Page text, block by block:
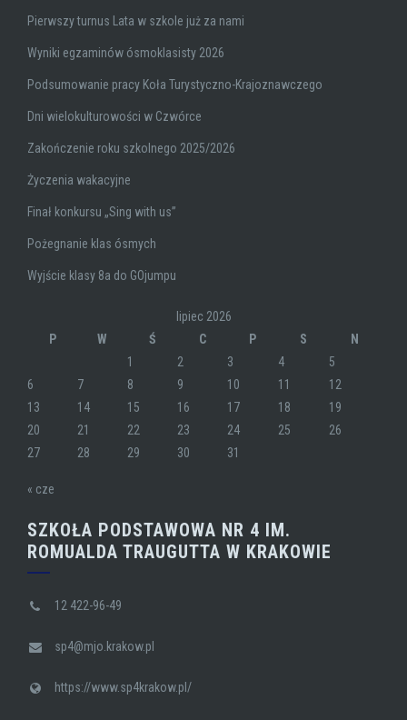
Pierwszy turnus Lata w szkole już za nami
Wyniki egzaminów ósmoklasisty 2026
Podsumowanie pracy Koła Turystyczno-Krajoznawczego
Dni wielokulturowości w Czwórce
Zakończenie roku szkolnego 2025/2026
Życzenia wakacyjne
Finał konkursu „Sing with us”
Pożegnanie klas ósmych
Wyjście klasy 8a do GOjumpu
lipiec 2026
P
W Ś C P S
N
1
2 3 4
5
6
7 8 9 10 11
12
13
14 15 16 17 18
19
20
21 22 23 24 25
26
27
28 29 30 31
« cze
SZKOŁA PODSTAWOWA NR 4 IM.
ROMUALDA TRAUGUTTA W KRAKOWIE
12 422-96-49
sp4@mjo.krakow.pl
https://www.sp4krakow.pl/